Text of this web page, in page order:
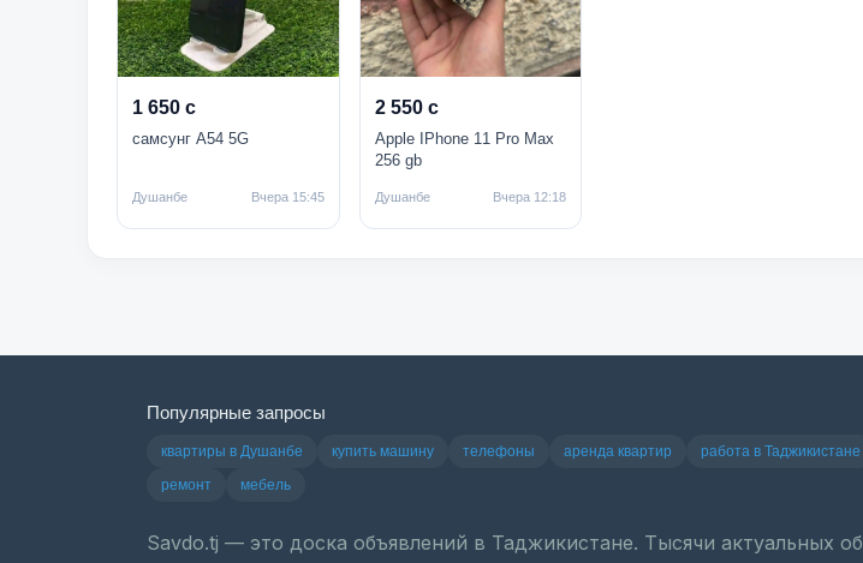
1 650 с
самсунг А54 5G
Душанбе Вчера 15:45
2 550 с
Apple IPhone 11 Pro Max
256 gb
Душанбе Вчера 12:18
Популярные запросы
квартиры в Душанбе купить машину телефоны аренда квартир работа в Таджикистане
ремонт
мебель
Savdo.tj — это доска объявлений в Таджикистане. Тысячи актуальных